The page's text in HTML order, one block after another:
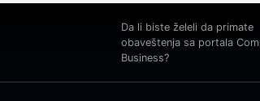
Da li biste želeli da primate
obaveštenja sa portala
Business?